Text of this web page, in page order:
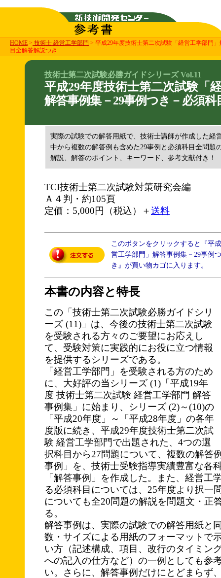
HOME > 技術士 経営工学部門 > 平成29年度技術士第二次試験「経営工学部門
目全解答解説つき
技術士第二次試験必勝ガイドシリーズ Vol.11
平成29年度技術士第二次試験「
解答事例集－29事例つき－必須
実際の試験での解答用紙で、技術士講師が作成した経
中から複数の解答例も含めた29事例と必須科目全問題
解説、解答のポイント、キーワード、参考文献付き！
TCI技術士第二次試験対策研究会編
Ａ４判・約105頁
定価：5,000円（税込）＋送料
このボタンをクリックすると『平
営工学部門」解答事例集－29事例
き』が買い物カゴに入ります。
本書の内容と特長
この「技術士第二次試験必勝ガイドシリ
ーズ (11)」は、今後の技術士第二次試験
を受験される方々のご要望にお応えし
て、受験対策に実践的にお役に立つ情報
を提供するシリーズである。
「経営工学部門」を受験される方のため
に、大好評の当シリーズ (1)「平成19年
度 技術士第二次試験 経営工学部門 解答
事例集」に始まり、シリーズ (2)～(10)の
「平成20年度」～「平成28年度」の各年
度版に続き、平成29年度技術士第二次試
験 経営工学部門で出題された、4つの選
択科目から27問題について、複数の解答
事例」を、技術士受験指導実績豊富な各
「解答事例」を作成した。また、経営工
る必須科目については、25年度より択一
についても全20問題の解説を問題文・正
る。
解答事例は、実際の試験での解答用紙と
数・サイズによる用紙のフォーマットで
い方（記述構成、項目、改行のタイミン
への記入の仕方など）の一例としても参
い。さらに、解答事例だけにとどまらず